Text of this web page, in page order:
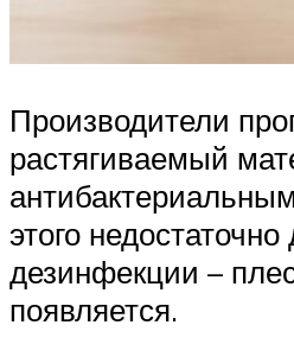
Производители
растягиваемый
этого
дезинфекции –
появляется.